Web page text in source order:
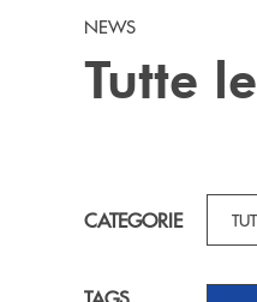
NEWS
Tutte
CATEGORIE